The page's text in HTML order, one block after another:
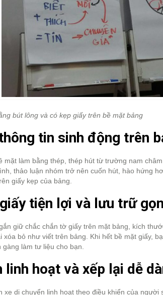
bút lông và có kẹp giấy trên bề mặt bảng
tin sinh động trên
mặt làm bằng thép, thép hút từ trường nam
thảo luận nhóm trở nên cuốn hút, hào hứng
giấy kẹp của bảng.
tiện lợi và lưu trữ
giữ chắc chắn tờ giấy trên mặt bảng, kích
xóa bỏ như viết trên bảng. Khi hết bề mặt giấy,
làm tư liệu cho bạn.
linh hoạt và xếp lại dễ
xe di chuyển linh hoạt theo điều khiển của